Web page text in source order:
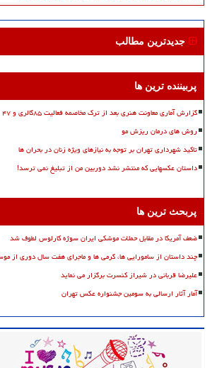
جدیدترین مطالب
پربیننده ترین ها
گزارش آماری معاونت هنری بعد از ترک مخاصمه فعالیت ۸۵گالری و ۴۷ اجرای موسیقی
روش های درمان ریزش مو
تاکید شهرداری تهران بر توجه به نیازهای ویژه زنان در بحران ها
داستان عکسهایی که منتشر نشد دوربین من از تبلیغ نمی ترسد!
پربحث ترین ها
ضعف آمریکا در مقابل حملات موشکی ایران سوژه کارلوس لطوف شد
چند داستان از سامورایی ها، گرمی ها و ماجرای هفت سال دوری از
علیرضا قربانی در شیراز کنسرت برگزار می نماید
آمار آثار ارسالی به سومین جشنواره عکس تهران